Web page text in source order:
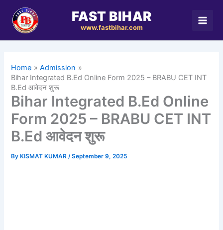
content
FAST BIHAR
www.fastbihar.com
Home
Admission
Bihar Integrated B.Ed Online Form 2025 – BRABU CET INT
B.Ed आवेदन शुरू
Bihar Integrated B.Ed Online
Form 2025 – BRABU CET INT
B.Ed आवेदन शुरू
By KISMAT KUMAR/September 9, 2025